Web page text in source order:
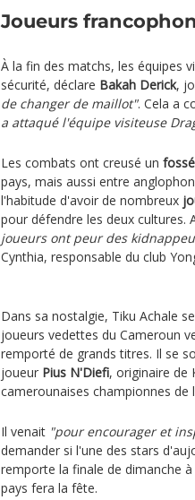
Joueurs
À la fin des matchs, les équipes
sécurité, déclare Bakah Derick,
de changer de maillot". Cela a
a attaqué l'équipe visiteuse
Les combats ont creusé un fossé
pays, mais aussi entre
l'habitude d'avoir de nombreux
pour défendre les deux cultures.
joueurs ont peur des
Cynthia, responsable du club
Dans sa nostalgie, Tiku Achale
joueurs vedettes du Cameroun
remporté de grands titres. Il se
joueur Pius N'Diefi, originaire de
camerounaises championnes de
Il venait "pour encourager et
demander si l'une des stars
remporte la finale de dimanche
pays fera la fête.